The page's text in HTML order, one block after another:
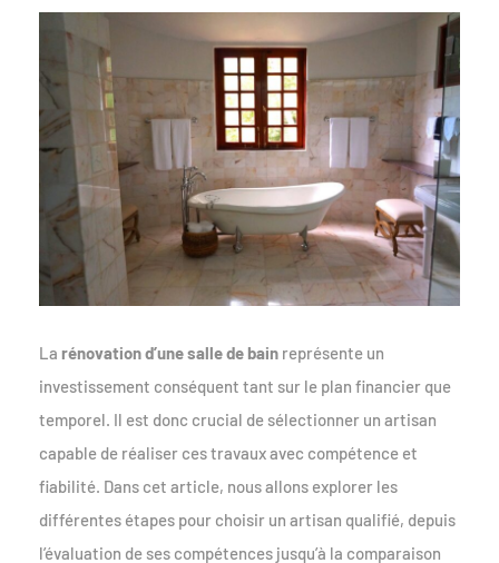
La rénovation d’une salle de bain représente un
investissement conséquent tant sur le plan financier que
temporel. Il est donc crucial de sélectionner un artisan
capable de réaliser ces travaux avec compétence et
fiabilité. Dans cet article, nous allons explorer les
différentes étapes pour choisir un artisan qualifié, depuis
l’évaluation de ses compétences jusqu’à la comparaison